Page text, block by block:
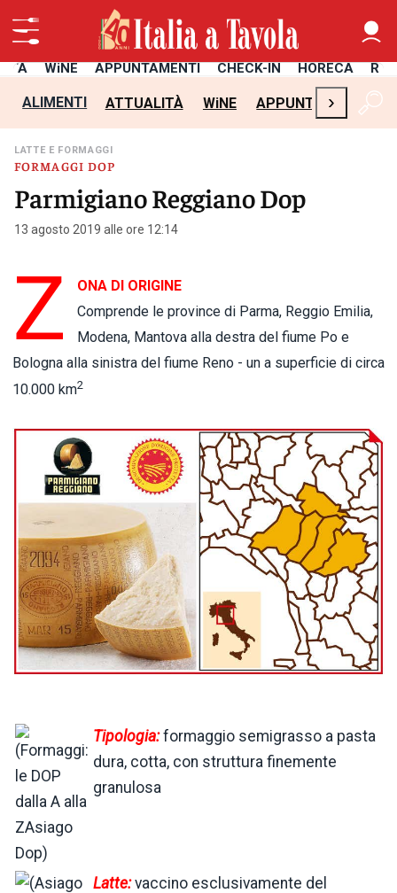
WiNE APPUNTAMENTI CHECK-IN HORECA
ALIMENTI ATTUALITÀ WiNE APPUNTAMENTI
›
FORMAGGI DOP
LATTE E FORMAGGI
Parmigiano Reggiano Dop
13 agosto 2019 alle ore 12:14
Z
ONA DI ORIGINE
Comprende le province di Parma, Reggio Emilia,
Modena, Mantova alla destra del fiume Po e
Bologna alla sinistra del fiume Reno - un a superficie di circa
10.000 km2
Tipologia:formaggio semigrasso a pasta
dura, cotta, con struttura finemente
granulosa
Latte:vaccino esclusivamente del